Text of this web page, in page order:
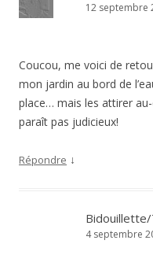
12 septembre
Coucou, me voici de
mon jardin au bord de
place… mais les attirer
paraît pas judicieux!
Répondre ↓
4 septembre